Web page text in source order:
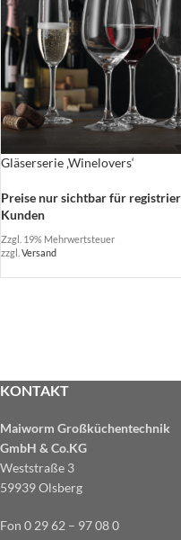
Gläserserie ‚Winelovers‘
Preise nur sichtbar für
Kunden
Zzgl. 19% Mehrwertsteuer
zzgl. Versand
KONTAKT
Maiworm Großküchentechnik
GmbH & Co.KG
Weststraße 3
59939 Olsberg
Fon 0 29 62 – 97 08 0